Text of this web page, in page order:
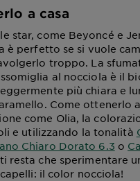
a casa
star, come Beyoncé e
è perfetto se si vuole
troppo. La
al nocciola è il
più chiara e
Come ottenerlo a
come Olia, la
e utilizzando la tonalità
Chiaro Dorato 6.3 o
resta che sperimentare
il color nocciola!